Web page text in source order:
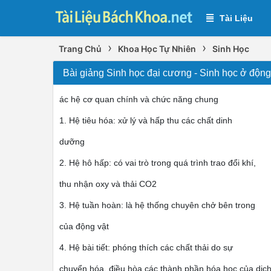
Tài Liệu
Trang Chủ › Khoa Học Tự Nhiên › Sinh Học
Bài giảng Sinh học đại cương - Sinh học ở
ác hệ cơ quan chính và chức năng chung
1. Hệ tiêu hóa: xử lý và hấp thu các chất dinh
dưỡng
2. Hệ hô hấp: có vai trò trong quá trình trao đổi khí,
thu nhận oxy và thải CO2
3. Hệ tuần hoàn: là hệ thống chuyên chở bên trong
của động vật
4. Hệ bài tiết: phóng thích các chất thải do sự
chuyển hóa, điều hòa các thành phần hóa học của dịch